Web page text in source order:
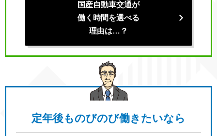
国産自動車交通が
働く時間を選べる
理由は…？
定年後ものびのび働きたいなら